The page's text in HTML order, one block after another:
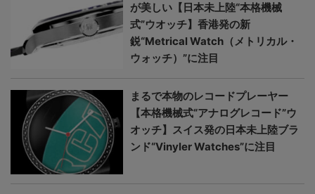
が美しい【日本未上陸“本格機械
式”ウオッチ】香港発の新
鋭“Metrical Watch（メトリカル・
ウォッチ）”に注目
まるで本物のレコードプレーヤー
【本格機械式“アナログレコード”ウ
オッチ】スイス発の日本未上陸ブラ
ンド“Vinyler Watches”に注目